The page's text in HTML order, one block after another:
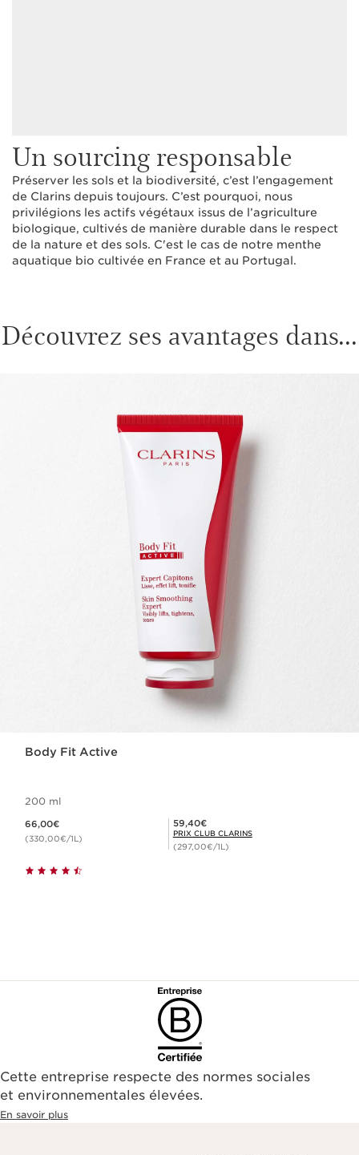
Un sourcing responsable
Préserver les sols et la biodiversité, c’est l’engagement
de Clarins depuis toujours. C’est pourquoi, nous
privilégions les actifs végétaux issus de l’agriculture
biologique, cultivés de manière durable dans le respect
de la nature et des sols. C'est le cas de notre menthe
aquatique bio cultivée en France et au Portugal.
Découvrez ses avantages dans...
Body Fit Active
200 ml
66,00€
(330,00€/1L)
Prix Club Clarins 59,40€
59,40€
PRIX CLUB CLARINS
(297,00€/1L)
Cette entreprise respecte des normes sociales
et environnementales élevées.
En savoir plus